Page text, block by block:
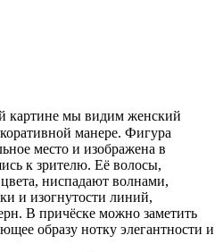
картине мы видим женский
манере. Фигура
место и изображена в
к зрителю. Её волосы,
ниспадают волнами,
и изогнутости линий,
В причёске можно заметить
образу нотку элегантности и